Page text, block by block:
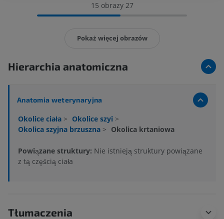
15 obrazy 27
Pokaż więcej obrazów
Hierarchia anatomiczna
Anatomia weterynaryjna
Okolice ciała > Okolice szyi >
Okolica szyjna brzuszna > Okolica krtaniowa
Powiązane struktury: Nie istnieją struktury powiązane
z tą częścią ciała
Tłumaczenia